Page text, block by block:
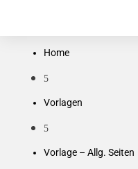
Home
5
Vorlagen
5
Vorlage – Allg. Seiten